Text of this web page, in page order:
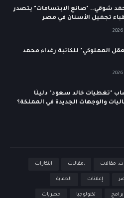
شوقي.. "صانع الابتسامات" يتصدر
تجميل الأسنان في مصر
المملوكي" للكاتبة رغداء محمد
"تغطيات خالد سعود" دليلًا
والوجهات الجديدة في المملكة؟
مقالات ،مقالات ابتكارات
إعلانات الحماية
برامج تكنولوجيا حصريات